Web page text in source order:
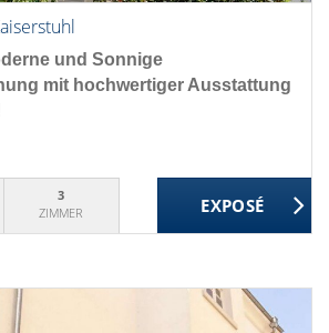
und Sonnige
mit hochwertiger Ausstattung
3
ZIMMER